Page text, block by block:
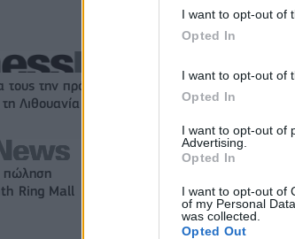
I want to opt-out of
Opted In
I want to opt-out of
Opted In
I want to opt-out of
Advertising.
Opted In
I want to opt-out of
of my Personal
was collected.
Opted Out
την πρόκριση στους «4» οι
Λιθουανία στην παράταση
Ο
πώληση
Ring Mall
και αύξηση κερδών 57% -
στοιχήματα σε low & non